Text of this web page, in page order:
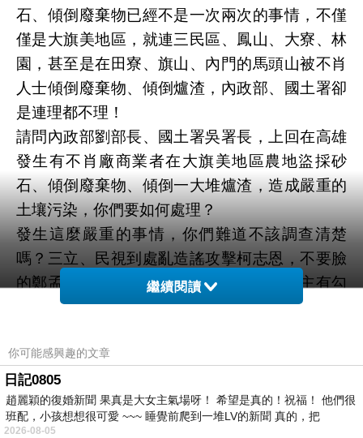
石、傾倒廢棄物已經不是一次兩次的事情，不僅
僅是大旗美地區，就連三民區、鳳山、大寮、林
園，甚至是在田寮、旗山、內門的馬頭山被不肖
人士傾倒廢棄物、傾倒爐渣，內政部、國土署卻
是連理都不理！
請問內政部劉部長、國土署吳署長，上回在高雄
發生有不肖廠商業者在大旗美地區農地盜採砂
石、傾倒廢棄物、傾倒一大堆爐渣，造成嚴重的
土壤污染，你們要如何處理？
發生這麼嚴重的事情，你們難道不該調查清楚
嗎？三立、民視到處亂造謠攻擊柯志恩，不要臉
的鄭孟洳竟然污衊柯志恩與石麗君這位地主有勾
結，結果，現在鄭孟洳在幹嘛？這三年來她又做
最可惡的，竟然將美濃大峽谷弊案推給一個被你
們民進黨罷免的韓國瑜，而且那些不肖廠商業者
在大旗美地區、鳳山、大寮、林園以及大樹盜採
砂石、傾倒廢棄物，而且還在田寮、旗山、內門
繼續閱讀
你可能感興趣的文章
日記0805
趙麗穎的復婚新聞 果真是大女主氣場呀！ 希望是真的！祝福！ 他們很
班配，小孩想想很可愛 ~~~ 睡覺前爬到一堆LV的新聞 真的，把
2026-08-05